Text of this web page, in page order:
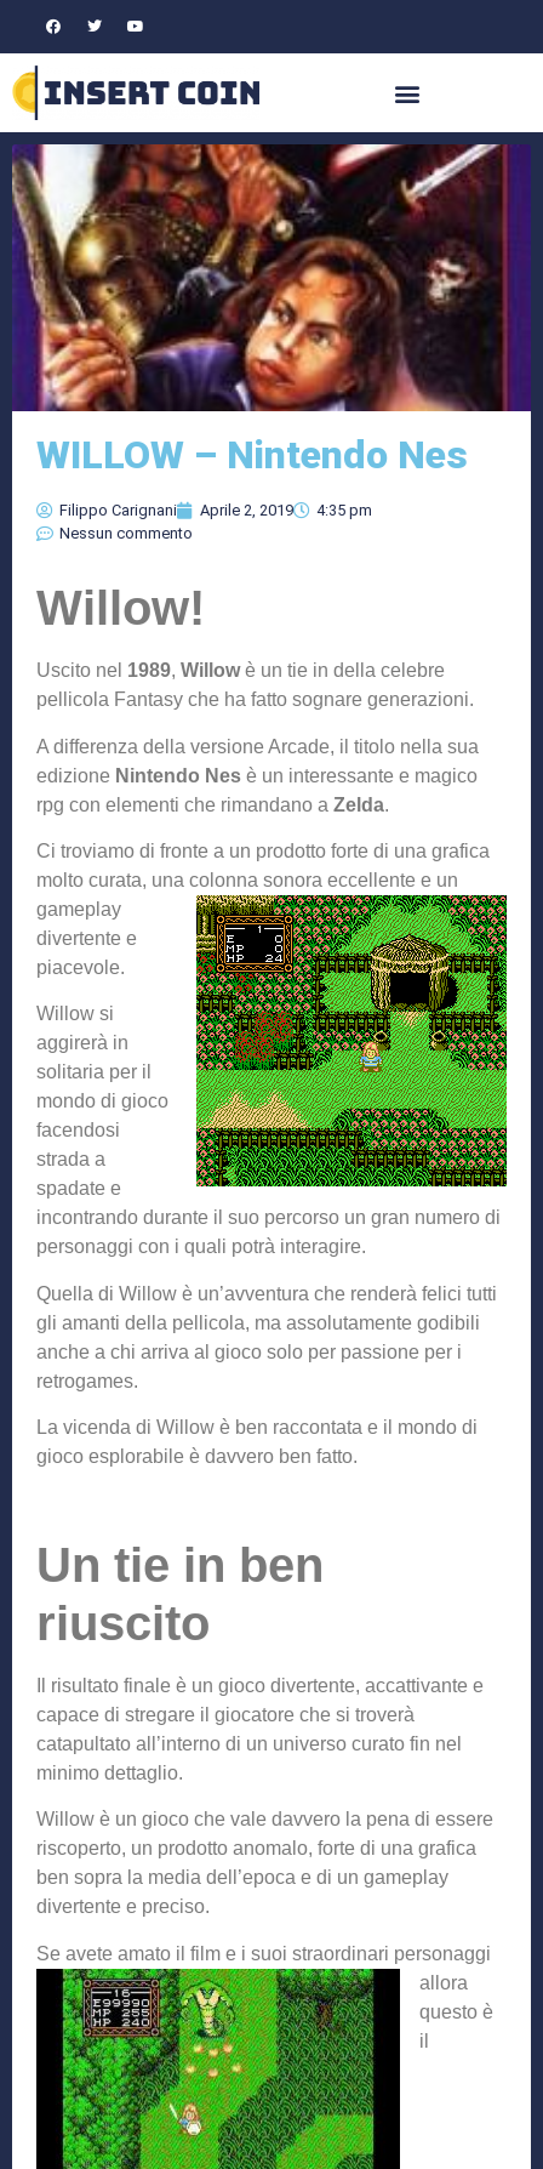
WILLOW – Nintendo Nes
Filippo Carignani Aprile 2, 2019
4:35 pm
Nessun commento
Willow!
Uscito nel 1989, Willowè un tie in della celebre
pellicola Fantasy che ha fatto sognare generazioni.
A differenza della versione Arcade, il titolo nella sua
edizione Nintendo Nes è un interessante e magico
rpg con elementi che rimandano a Zelda.
Ci troviamo di fronte a un prodotto forte di una grafica
molto curata, una colonna sonora eccellente e un
gameplay
divertente e
piacevole.
Willow si
aggirerà in
solitaria per il
mondo di gioco
facendosi
strada a
spadate e
incontrando durante il suo percorso un gran numero di
personaggi con i quali potrà interagire.
Quella di Willow è un’avventura che renderà felici tutti
gli amanti della pellicola, ma assolutamente godibili
anche a chi arriva al gioco solo per passione per i
retrogames.
La vicenda di Willow è ben raccontata e il mondo di
gioco esplorabile è davvero ben fatto.
Un tie in ben
riuscito
Il risultato finale è un gioco divertente, accattivante e
capace di stregare il giocatore che si troverà
catapultato all’interno di un universo curato fin nel
minimo dettaglio.
Willow è un gioco che vale davvero la pena di essere
riscoperto, un prodotto anomalo, forte di una grafica
ben sopra la media dell’epoca e di un gameplay
divertente e preciso.
Se avete amato il film e i suoi straordinari personaggi
allora
questo è
il